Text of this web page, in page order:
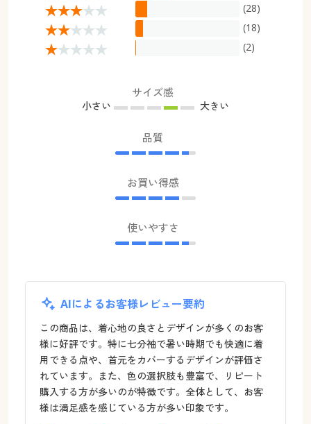
(28)
(18)
(2)
サイズ感
小さい 大きい
品質
お買い得感
使いやすさ
AIによるお客様レビュー要約
この商品は、着心地の良さとデザインが多くのお客
様に好評です。特に七分袖で暑い時期でも快適に着
用できる点や、首元をカバーするデザインが評価さ
れています。また、色の選択肢も豊富で、リピート
購入する方が多いのが特徴です。全体として、お客
様は満足感を感じている方が多い印象です。